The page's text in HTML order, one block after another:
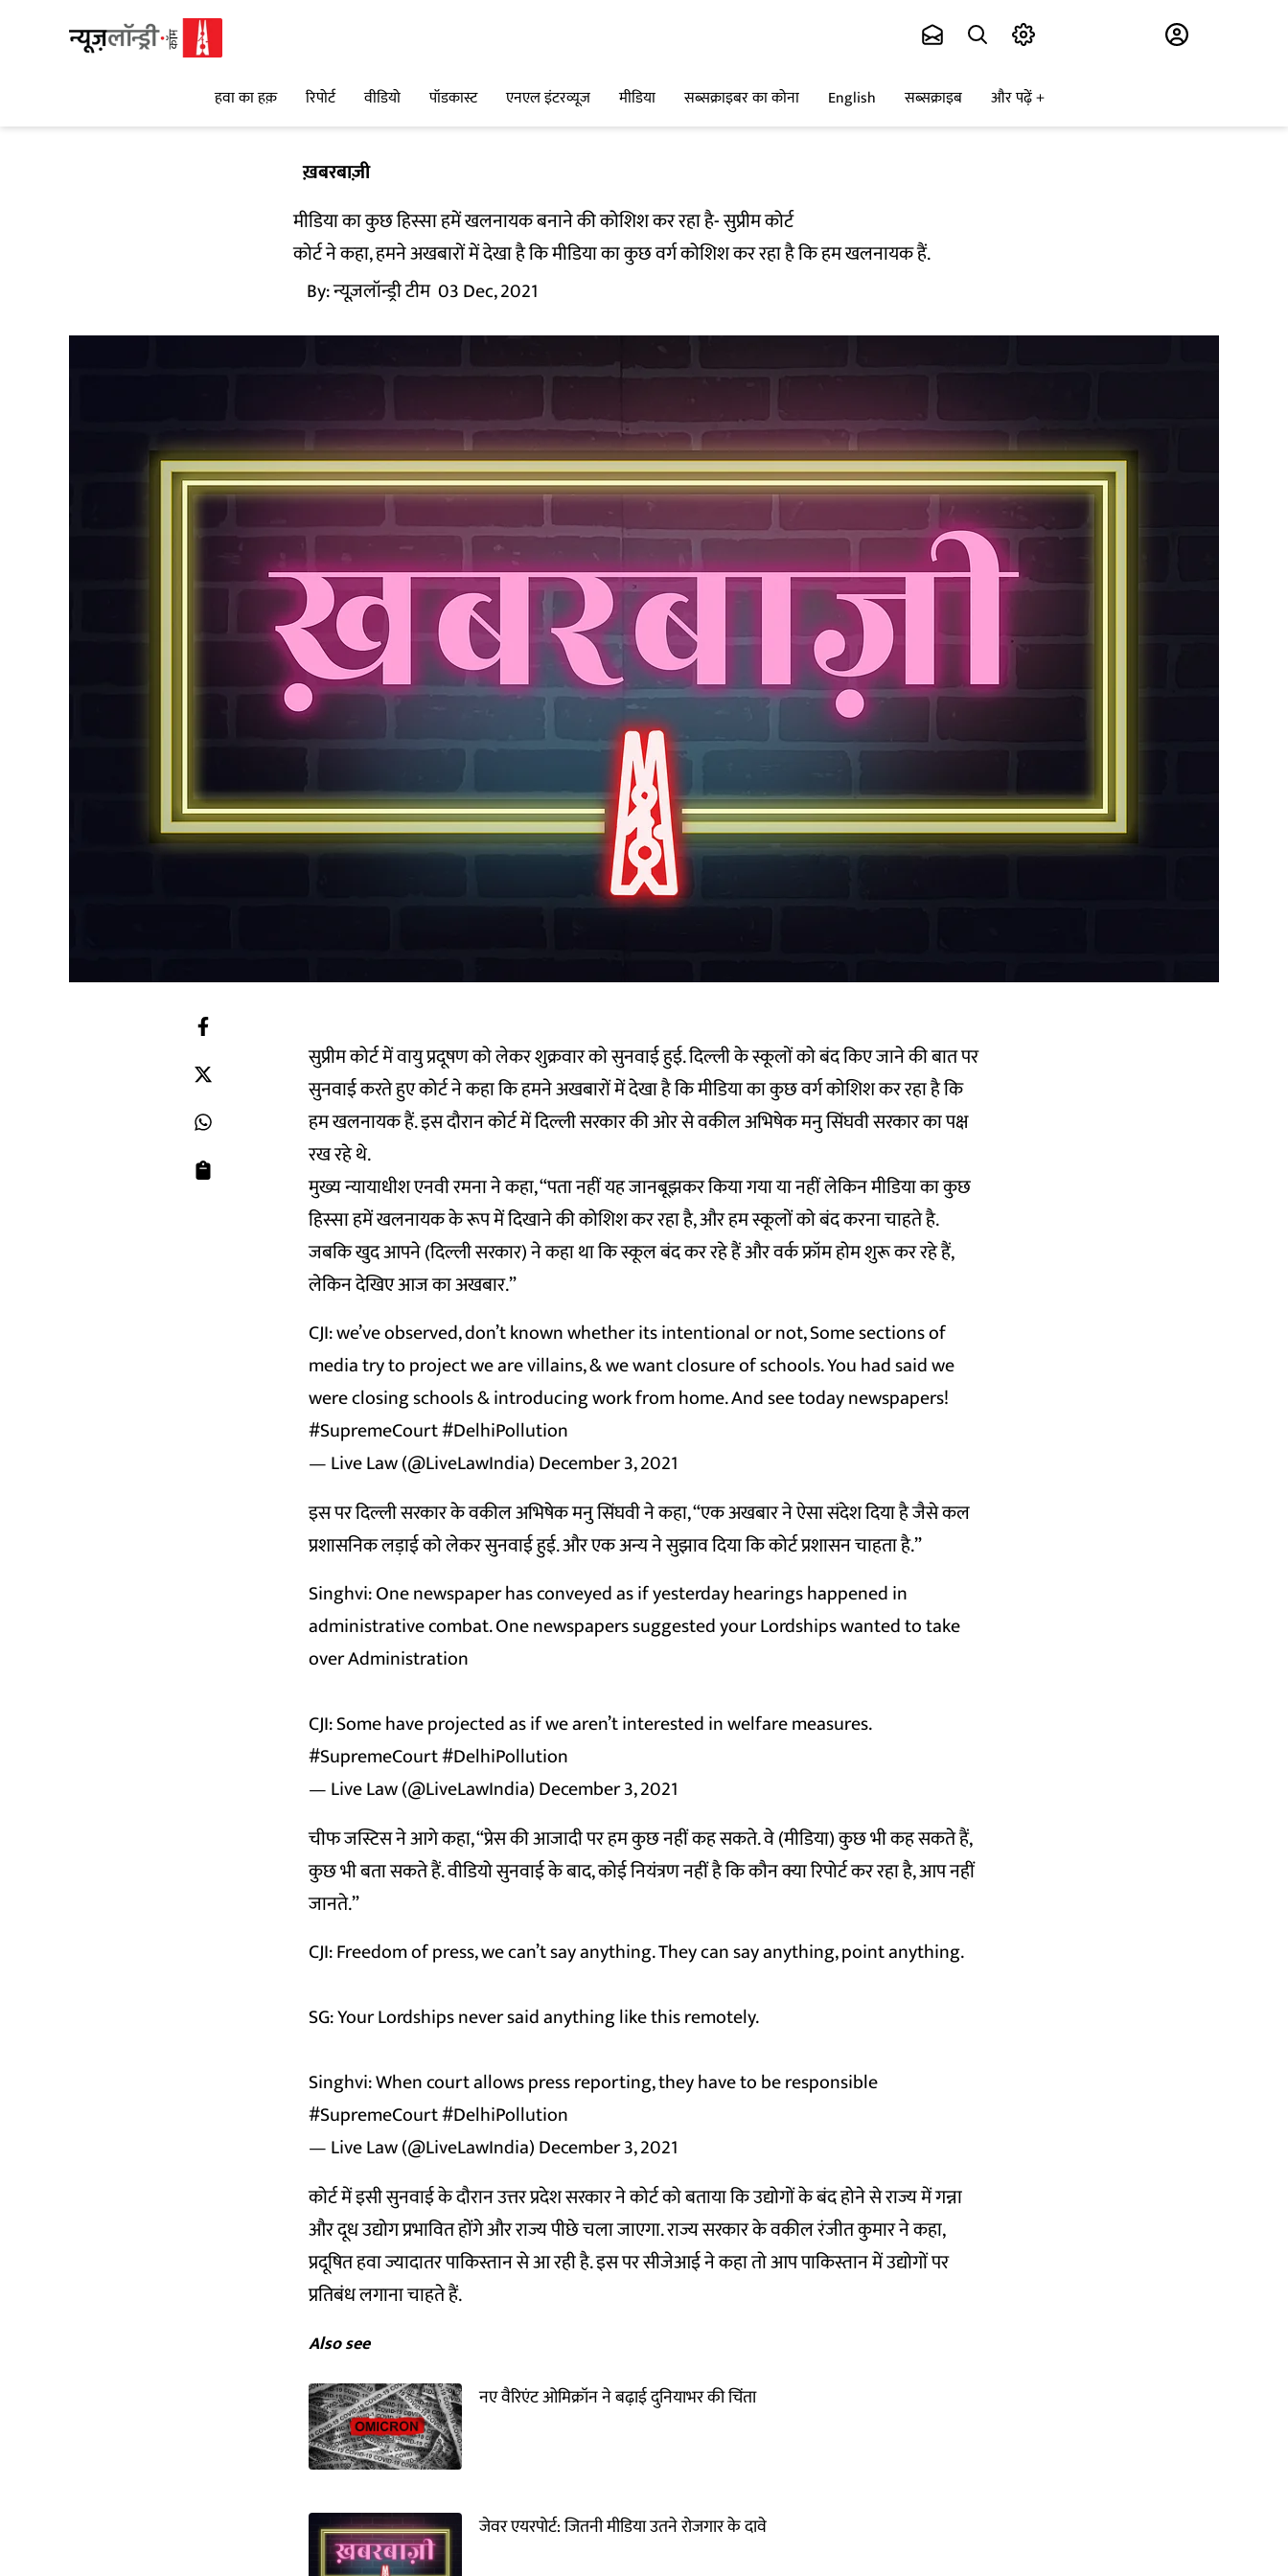
हवा का हक़ रिपोर्ट वीडियो पॉडकास्ट एनएल इंटरव्यूज मीडिया सब्सक्राइबर का कोना English सब्सक्राइब और पढ़ें
ख़बरबाज़ी
मीडिया का कुछ हिस्सा हमें खलनायक बनाने की कोशिश कर रहा है- सुप्रीम कोर्ट
कोर्ट ने कहा, हमने अखबारों में देखा है कि मीडिया का कुछ वर्ग कोशिश कर रहा है कि हम खलनायक हैं.
By:न्यूज़लॉन्ड्री टीम 03 Dec, 2021
सुप्रीम कोर्ट में वायु प्रदूषण को लेकर शुक्रवार को सुनवाई हुई. दिल्ली के स्कूलों को बंद किए जाने की बात पर
सुनवाई करते हुए कोर्ट ने कहा कि हमने अखबारों में देखा है कि मीडिया का कुछ वर्ग कोशिश कर रहा है कि
हम खलनायक हैं. इस दौरान कोर्ट में दिल्ली सरकार की ओर से वकील अभिषेक मनु सिंघवी सरकार का पक्ष
रख रहे थे.
मुख्य न्यायाधीश एनवी रमना ने कहा, “पता नहीं यह जानबूझकर किया गया या नहीं लेकिन मीडिया का कुछ
हिस्सा हमें खलनायक के रूप में दिखाने की कोशिश कर रहा है, और हम स्कूलों को बंद करना चाहते है.
जबकि खुद आपने (दिल्ली सरकार) ने कहा था कि स्कूल बंद कर रहे हैं और वर्क फ्रॉम होम शुरू कर रहे हैं,
लेकिन देखिए आज का अखबार.”
CJI: we’ve observed, don’t known whether its intentional or not, Some sections of
media try to project we are villains, & we want closure of schools. You had said we
were closing schools & introducing work from home. And see today newspapers!
#SupremeCourt#DelhiPollution
— Live Law (@LiveLawIndia)December 3, 2021
इस पर दिल्ली सरकार के वकील अभिषेक मनु सिंघवी ने कहा, “एक अखबार ने ऐसा संदेश दिया है जैसे कल
प्रशासनिक लड़ाई को लेकर सुनवाई हुई. और एक अन्य ने सुझाव दिया कि कोर्ट प्रशासन चाहता है.”
Singhvi: One newspaper has conveyed as if yesterday hearings happened in
administrative combat. One newspapers suggested your Lordships wanted to take
over Administration
CJI: Some have projected as if we aren’t interested in welfare measures.
#SupremeCourt#DelhiPollution
— Live Law (@LiveLawIndia)December 3, 2021
चीफ जस्टिस ने आगे कहा, “प्रेस की आजादी पर हम कुछ नहीं कह सकते. वे (मीडिया) कुछ भी कह सकते हैं,
कुछ भी बता सकते हैं. वीडियो सुनवाई के बाद, कोई नियंत्रण नहीं है कि कौन क्या रिपोर्ट कर रहा है, आप नहीं
जानते.”
CJI: Freedom of press, we can’t say anything. They can say anything, point anything.
SG: Your Lordships never said anything like this remotely.
Singhvi: When court allows press reporting, they have to be responsible
#SupremeCourt#DelhiPollution
— Live Law (@LiveLawIndia)December 3, 2021
कोर्ट में इसी सुनवाई के दौरान उत्तर प्रदेश सरकार ने कोर्ट को बताया कि उद्योगों के बंद होने से राज्य में गन्ना
और दूध उद्योग प्रभावित होंगे और राज्य पीछे चला जाएगा. राज्य सरकार के वकील रंजीत कुमार ने कहा,
प्रदूषित हवा ज्यादातर पाकिस्तान से आ रही है. इस पर सीजेआई ने कहा तो आप पाकिस्तान में उद्योगों पर
प्रतिबंध लगाना चाहते हैं.
Also see
नए वैरिएंट ओमिक्रॉन ने बढ़ाई दुनियाभर की चिंता
जेवर एयरपोर्ट: जितनी मीडिया उतने रोजगार के दावे